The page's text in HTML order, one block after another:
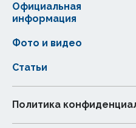
Статьи
Официальная
информация
Фото и видео
Политика